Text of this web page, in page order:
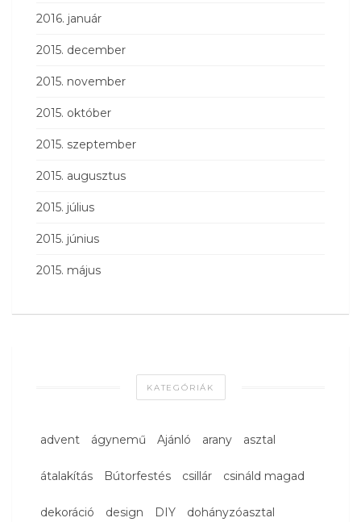
2016. január
2015. december
2015. november
2015. október
2015. szeptember
2015. augusztus
2015. július
2015. június
2015. május
KATEGÓRIÁK
advent ágynemű Ajánló arany asztal
átalakítás Bútorfestés csillár csináld magad
dekoráció design DIY dohányzóasztal